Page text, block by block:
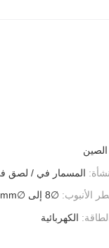
الصين
المسمار في / لصق
الأنبوب: ∅8 إلى ∅8.5mm
الكهربائية